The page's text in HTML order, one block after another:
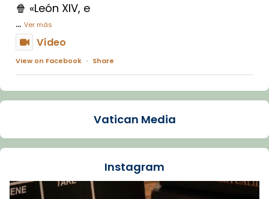
🍿 «León XIV, e
... Ver más
Vídeo
View on Facebook · Share
Arquebisbat de Barcelona
La Carmina va patir depressió. Fa gairebé
dos mesos, a l'Estadi Lluís Companys, la
Recupera l'entrevista comp
Vatican
Vatican Media
Instagram